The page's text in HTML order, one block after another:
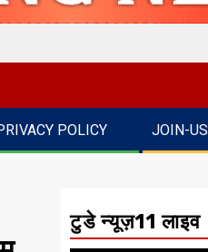
POLICY JOIN-US
टुडे न्यूज़11 लाइव